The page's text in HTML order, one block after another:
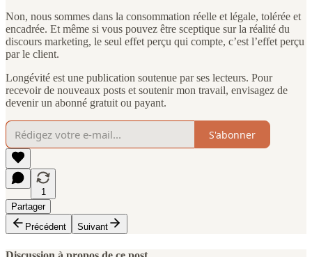
Non, nous sommes dans la consommation réelle et légale, tolérée et
encadrée. Et même si vous pouvez être sceptique sur la réalité du
discours marketing, le seul effet perçu qui compte, c’est l’effet perçu
par le client.
Longévité est une publication soutenue par ses lecteurs. Pour
recevoir de nouveaux posts et soutenir mon travail, envisagez de
devenir un abonné gratuit ou payant.
S'abonner
1
Partager
Précédent
Suivant